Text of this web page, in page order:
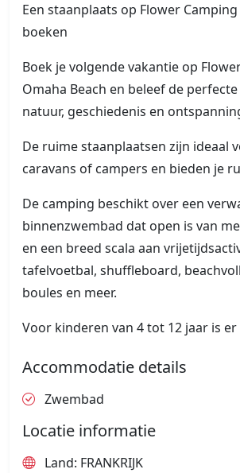
Een staanplaats op Flower
boeken
Boek je volgende vakantie op
Omaha Beach en beleef de
natuur, geschiedenis en
De ruime staanplaatsen zijn ideaal
caravans of campers en bieden je
De camping beschikt over een
binnenzwembad dat open is van
en een breed scala aan
tafelvoetbal, shuffleboard,
boules en meer.
Voor kinderen van 4 tot 12 jaar is
Accommodatie details
Zwembad
Locatie informatie
Land: FRANKRIJK